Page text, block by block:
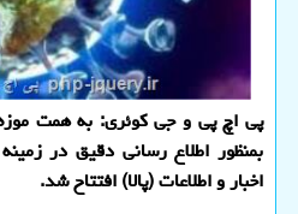
پی اچ پی و جی كوئری: به همت
بمنظور اطلاع رسانی دقیق در
اخبار و اطلاعات (پالا) افتتاح شد.